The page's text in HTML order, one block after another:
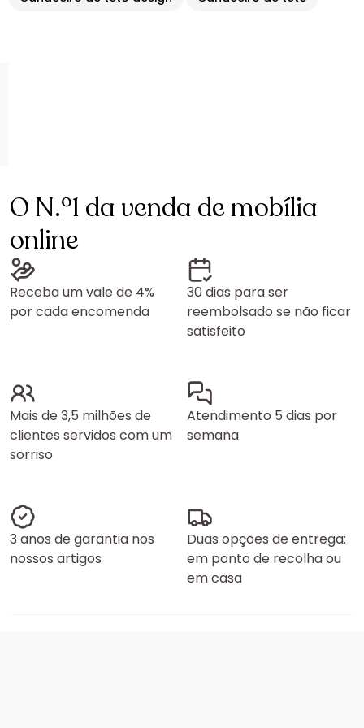
O N.º1 da venda de mobília
online
Receba um vale de 4%
por cada encomenda
30 dias para ser
reembolsado se não ficar
satisfeito
Mais de 3,5 milhões de
clientes servidos com um
sorriso
Atendimento 5 dias por
semana
3 anos de garantia nos
nossos artigos
Duas opções de entrega:
em ponto de recolha ou
em casa